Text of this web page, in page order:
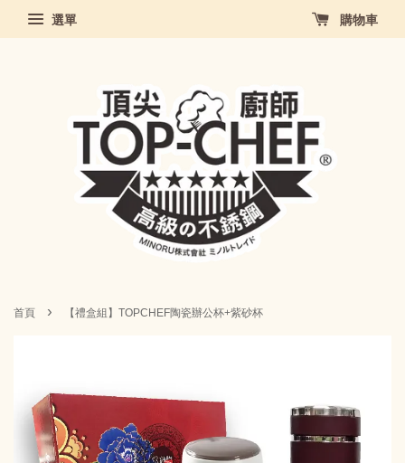
選單 購物車
首頁 › 【禮盒組】TOPCHEF陶瓷辦公杯+紫砂杯